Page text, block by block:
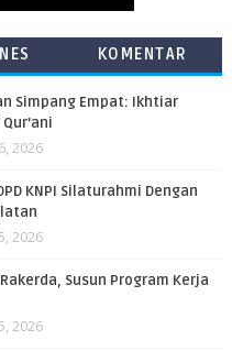
KOMENTAR
Simpang Empat: Ikhtiar
2026
KNPI Silaturahmi Dengan
2026
Susun Program Kerja
2026